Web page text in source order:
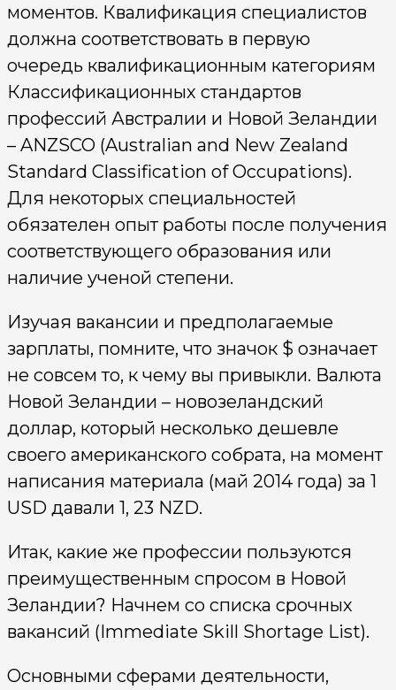
моментов. Квалификация специалистов
должна соответствовать в первую
очередь квалификационным категориям
Классификационных стандартов
профессий Австралии и Новой Зеландии
– ANZSCO (Australian and New Zealand
Standard Classification of Occupations).
Для некоторых специальностей
обязателен опыт работы после получения
соответствующего образования или
наличие ученой степени.
Изучая вакансии и предполагаемые
зарплаты, помните, что значок $ означает
не совсем то, к чему вы привыкли. Валюта
Новой Зеландии – новозеландский
доллар, который несколько дешевле
своего американского собрата, на момент
написания материала (май 2014 года) за 1
USD давали 1, 23 NZD.
Итак, какие же профессии пользуются
преимущественным спросом в Новой
Зеландии? Начнем со списка срочных
вакансий (Immediate Skill Shortage List).
Основными сферами деятельности,